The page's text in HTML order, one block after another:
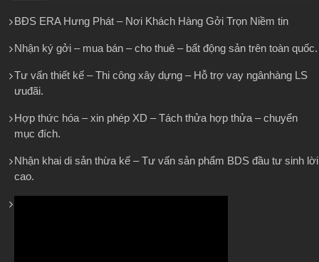
BĐS ERA Hưng Phát – Nơi Khách Hàng Gởi Trọn Niềm tin
Nhận ký gởi – mua bán – cho thuê – bất động sản trên toàn quốc.
Tư vấn thiết kế – Thi công xây dựng – Hỗ trợ vay ngânhàng LS
ưuđãi.
Hợp thức hóa – xin phép XD – Tách thửa hợp thửa – chuyển
mục đích.
Nhận khai di sản thừa kế – Tư vấn sản phẩm BDS đầu tư sinh lời
cao.